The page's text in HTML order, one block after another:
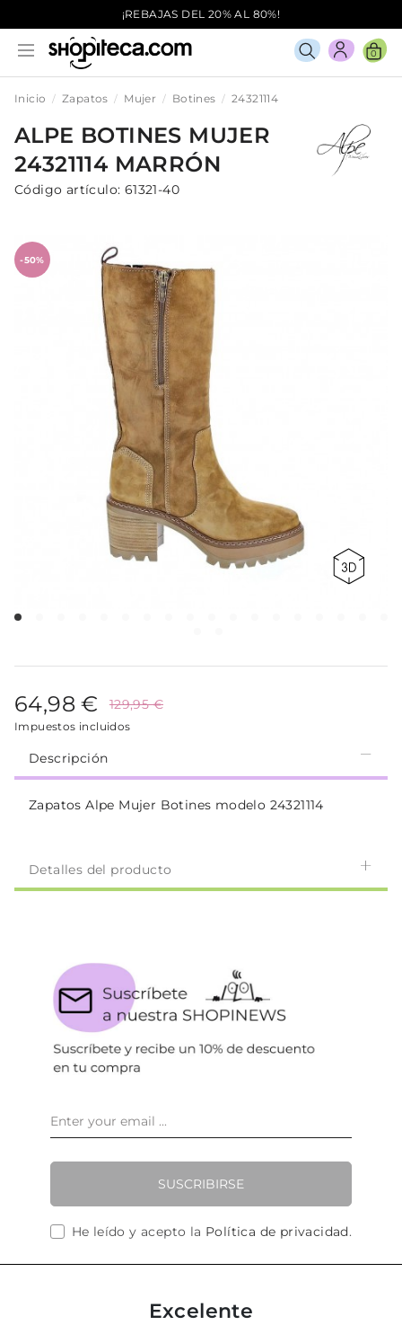
¡REBAJAS DEL 20% AL 80%!
0
Inicio Zapatos Mujer Botines 24321114
ALPE BOTINES MUJER
24321114 MARRÓN
Código artículo: 61321-40
-50%
64,98 € 129,95 €
Impuestos incluidos
Descripción
Zapatos Alpe Mujer Botines modelo 24321114
Detalles del producto
SUSCRIBIRSE
He leído y acepto la Política de privacidad.
Excelente